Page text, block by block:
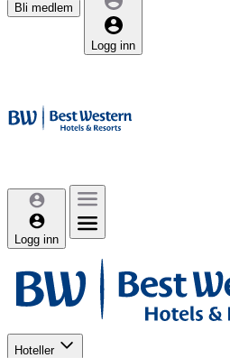
Bli medlem
Logg inn
Logg inn
Hoteller